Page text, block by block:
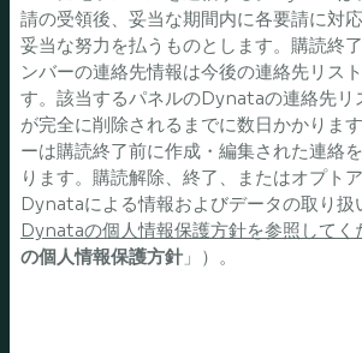
請の受領後、妥当な期間内に各要請に対
妥当な努力を払うものとします。購読終
ンバーの連絡先情報は今後の連絡先リス
す。該当するパネルのDynataの連絡先リ
が完全に削除されるまでに数日かかりま
ーは購読終了前に作成・編集された連絡
ります。購読解除、終了、またはオプト
Dynataによる情報およびデータの取り扱
Dynataの個人情報保護方針を参照してく
の個人情報保護方針 」）。